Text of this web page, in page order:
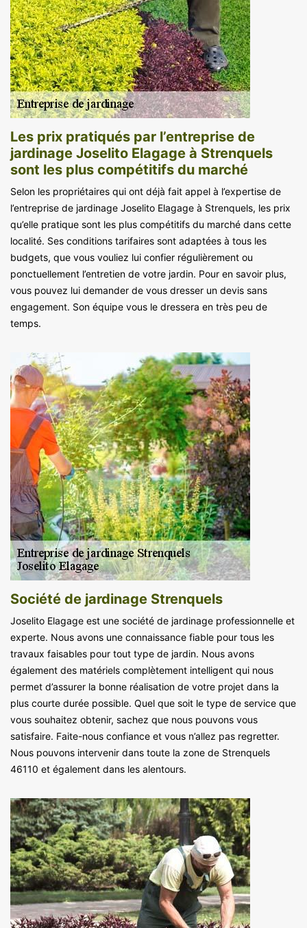
Les prix pratiqués par l’entreprise de
jardinage Joselito Elagage à Strenquels
sont les plus compétitifs du marché
Selon les propriétaires qui ont déjà fait appel à l’expertise de
l’entreprise de jardinage Joselito Elagage à Strenquels, les prix
qu’elle pratique sont les plus compétitifs du marché dans cette
localité. Ses conditions tarifaires sont adaptées à tous les
budgets, que vous vouliez lui confier régulièrement ou
ponctuellement l’entretien de votre jardin. Pour en savoir plus,
vous pouvez lui demander de vous dresser un devis sans
engagement. Son équipe vous le dressera en très peu de
temps.
Société de jardinage Strenquels
Joselito Elagage est une société de jardinage professionnelle et
experte. Nous avons une connaissance fiable pour tous les
travaux faisables pour tout type de jardin. Nous avons
également des matériels complètement intelligent qui nous
permet d’assurer la bonne réalisation de votre projet dans la
plus courte durée possible. Quel que soit le type de service que
vous souhaitez obtenir, sachez que nous pouvons vous
satisfaire. Faite-nous confiance et vous n’allez pas regretter.
Nous pouvons intervenir dans toute la zone de Strenquels
46110 et également dans les alentours.